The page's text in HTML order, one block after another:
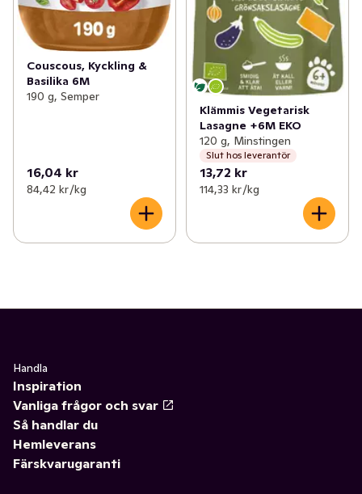
Couscous, Kyckling &
Basilika 6M
190 g, Semper
16,04 kr
84,42 kr /kg
Klämmis Vegetarisk
Lasagne +6M EKO
120 g, Minstingen
Slut hos leverantör
13,72 kr
114,33 kr /kg
Handla
Inspiration
Vanliga frågor och svar
Så handlar du
Hemleverans
Färskvarugaranti